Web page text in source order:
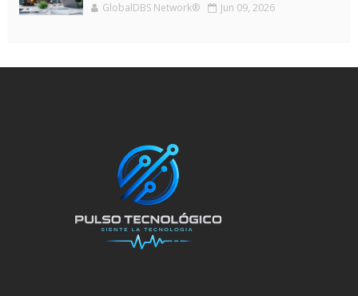
GlobalDBS Network® Jun 09, 2026